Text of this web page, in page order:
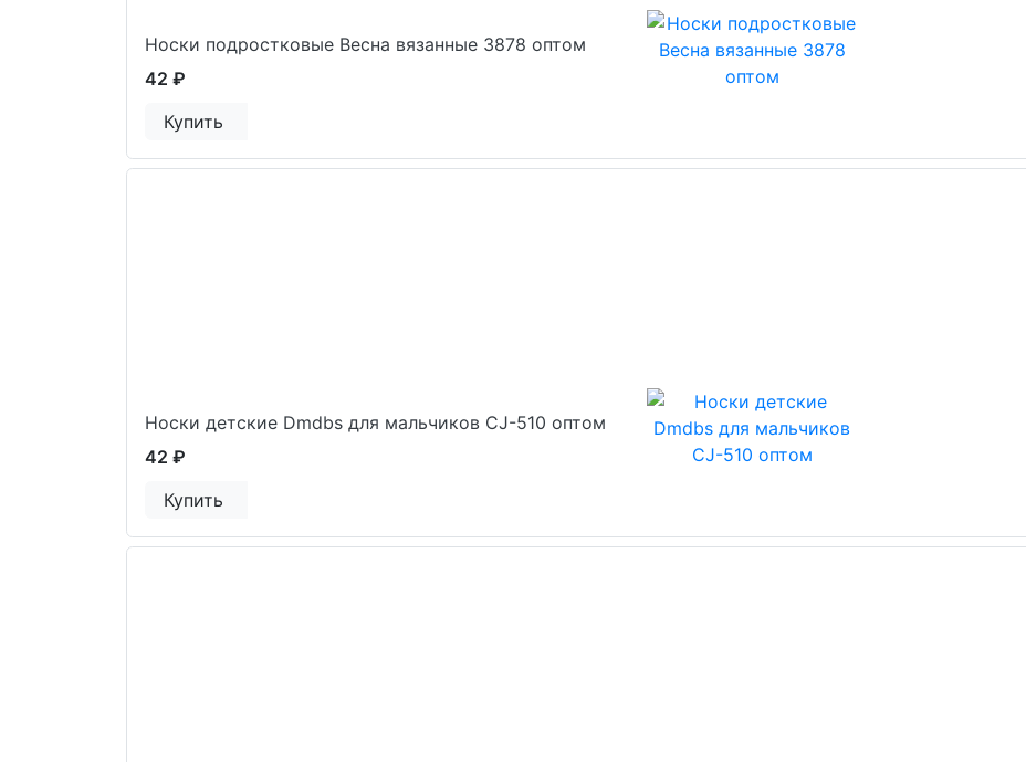
Носки подростковые Весна вязанные 3878 оптом
42 ₽
Купить
Носки детские Dmdbs для мальчиков CJ-510 оптом
42 ₽
Купить